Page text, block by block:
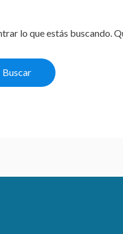
lo que estás buscando.